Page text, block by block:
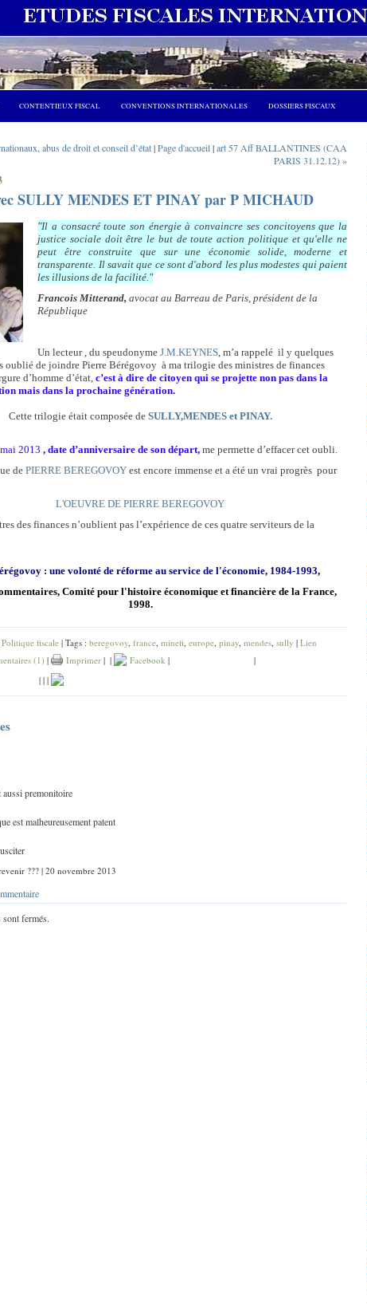
CONTENTIEUX FISCAL CONVENTIONS INTERNATIONALES DOSSIERS FISCAUX
abus de droit et conseil d’état|Page d'accueil|art 57 Aff BALLANTINES (CAA
PARIS 31.12.12) »
SULLY MENDES ET PINAY par P MICHAUD
"Il a consacré toute son énergie à convaincre ses concitoyens que la
justice sociale doit être le but de toute action politique et qu'elle ne
peut être construite que sur une économie solide, moderne et
transparente. Il savait que ce sont d'abord les plus modestes qui paient
les illusions de la facilité."
Francois Mitterand, avocat au Barreau de Paris, président de la
République
Un lecteur , du speudonymeJ.M.KEYNES, m’a rappelé il y quelques
oublié de joindre Pierre Bérégovoy à ma trilogie des ministres de finances
d’homme d’état, c’est à dire de citoyen qui se projette non pas dans la
mais dans la prochaine génération.
Cette trilogie était composée deSULLY,MENDES et PINAY.
2013 , date d’anniversaire de son départ, me permette d’effacer cet oubli.
de PIERRE BEREGOVOY est encore immense et a été un vrai progrès pour
L'OEUVRE DE PIERRE BEREGOVOY
des finances n’oublient pas l’expérience de ces quatre serviteurs de la
: une volonté de réforme au service de l'économie, 1984-1993,
Comité pour l'histoire économique et financière de la France,
1998.
Politique fiscale | Tags : beregovoy, france, minefi, europe, pinay, mendes, sully | Lien
(1) | Imprimer | | Facebook |
|
| | |
premonitoire
est malheureusement patent
??? | 20 novembre 2013
sont fermés.